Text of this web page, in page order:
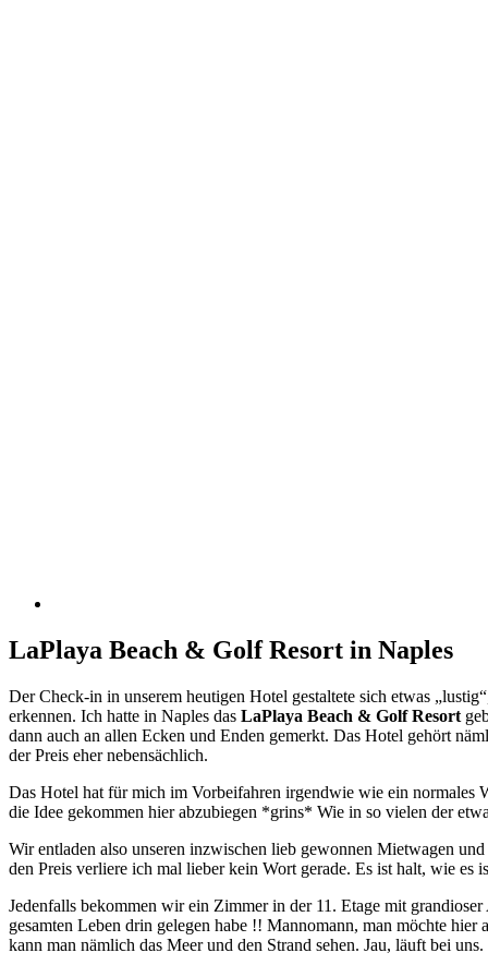
LaPlaya Beach & Golf Resort in Naples
Der Check-in in unserem heutigen Hotel gestaltete sich etwas
erkennen. Ich hatte in Naples das LaPlaya Beach & Golf Resort
dann auch an allen Ecken und Enden gemerkt. Das Hotel gehört
der Preis eher nebensächlich.
Das Hotel hat für mich im Vorbeifahren irgendwie wie ein normales
die Idee gekommen hier abzubiegen *grins* Wie in so vielen der
Wir entladen also unseren inzwischen lieb gewonnen Mietwagen
den Preis verliere ich mal lieber kein Wort gerade. Es ist halt, wie es
Jedenfalls bekommen wir ein Zimmer in der 11. Etage mit
gesamten Leben drin gelegen habe !! Mannomann, man möchte
kann man nämlich das Meer und den Strand sehen. Jau, läuft bei uns.